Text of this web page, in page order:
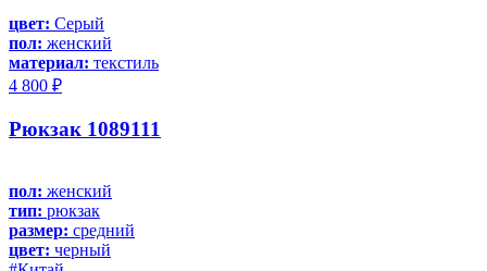
цвет: Серый
пол: женский
материал: текстиль
4 800 ₽
Рюкзак 1089111
пол: женский
тип: рюкзак
размер: средний
цвет: черный